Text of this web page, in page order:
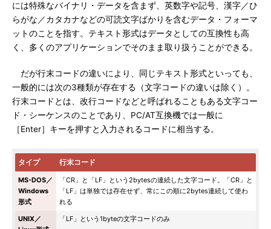
には特殊なバイナリ・データを含まず、英数字や記号、漢字／ひ
らがな／カタカナなどの可読文字ばかりを含むデータ・フォーマ
ットのことを指す。テキスト形式はデータとしての互換性も高
く、多くのアプリケーションでそのまま取り扱うことができる。
だが行末コードの違いにより、同じテキスト形式といっても、
一般的には次の3種類が存在する（文字コードの違いは除く）。
行末コードとは、改行コードなどと呼ばれることもある文字コー
ド・シーケンスのことであり、PC/AT互換機では一般に
［Enter］キーを押すと入力されるコードに相当する。
タイプ 行末コード
MS-DOS／
Windows
形式
「CR」と「LF」という2bytesの連続した文字コード。「CR」と
「LF」は単独では存在せず、常にこの順に2bytes連続して使わ
れる
UNIX／
「LF」という1byteの文字コードのみ